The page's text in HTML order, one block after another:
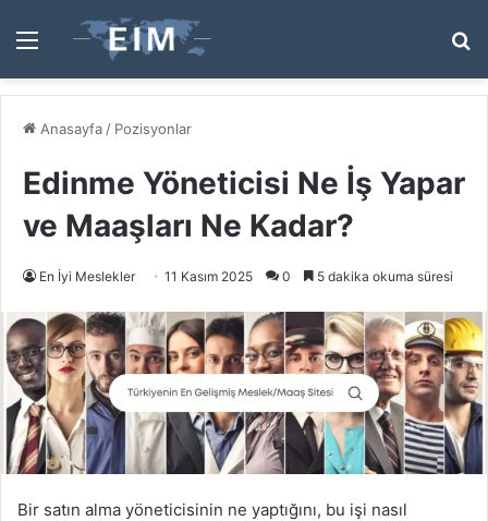
Menü
...
Anasayfa / Pozisyonlar
Edinme Yöneticisi Ne İş Yapar
ve Maaşları Ne Kadar?
En İyi Meslekler 11 Kasım 2025 0 5 dakika okuma süresi
Bir satın alma yöneticisinin ne yaptığını, bu işi nasıl